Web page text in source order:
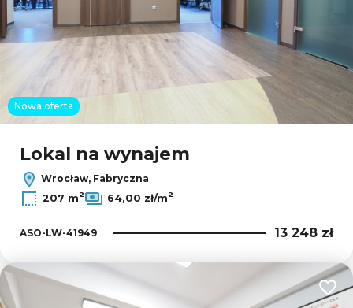
Nowa oferta
Lokal na wynajem
Wrocław, Fabryczna
207 m2 64,00 zł/m2
ASO-LW-41949 13 248 zł